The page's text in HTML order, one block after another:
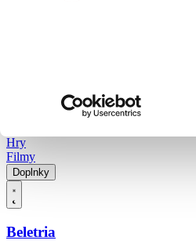
Hry
Filmy
Doplnky
Beletria